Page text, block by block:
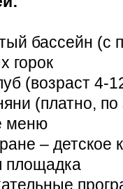
бассейн (с
горок
(возраст 4-
(платно, по
меню
– детское
площадка